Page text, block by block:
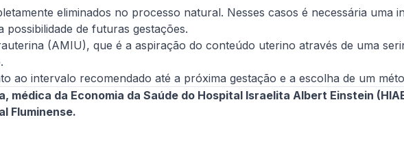
eliminados no processo natural. Nesses casos é necessária uma
de futuras gestações.
(AMIU), que é a aspiração do conteúdo uterino através de uma
ao intervalo recomendado até a próxima gestação e a escolha de um
médica da Economia da Saúde do Hospital Israelita Albert Einstein
Fluminense.